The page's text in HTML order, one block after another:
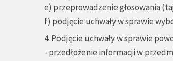
e) przeprowadzenie głosowania
f) podjęcie uchwały w sprawie
4. Podjęcie uchwały w sprawie
- przedłożenie informacji w